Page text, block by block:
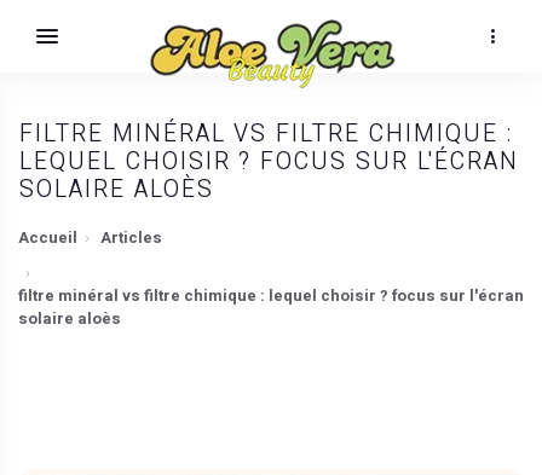
FILTRE MINÉRAL VS FILTRE CHIMIQUE :
LEQUEL CHOISIR ? FOCUS SUR L'ÉCRAN
SOLAIRE ALOÈS
Accueil Articles
filtre minéral vs filtre chimique : lequel choisir ? focus sur l'écran
solaire aloès